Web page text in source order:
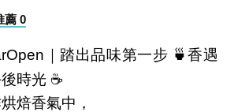
薦 0
｜踏出品味第一步 🍵香遇
時光 ☕
焙香氣中，